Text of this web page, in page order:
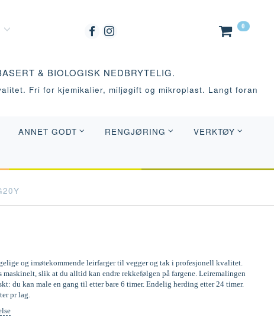
0
& BIOLOGISK NEDBRYTELIG.
Fri for kjemikalier, miljøgift og mikroplast. Langt foran
ANNET GODT RENGJØRING VERKTØY
og imøtekommende leirfarger til vegger og tak i profesjonell kvalitet.
maskinelt, slik at du alltid kan endre rekkefølgen på fargene. Leiremalingen
du kan male en gang til etter bare 6 timer. Endelig herding etter 24 timer.
pr lag.